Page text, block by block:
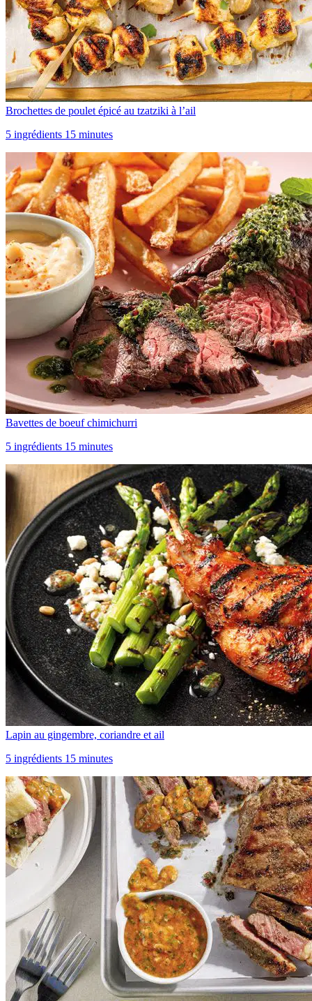
Brochettes de poulet épicé au tzatziki à l’ail
5 ingrédients 15 minutes
Bavettes de boeuf chimichurri
5 ingrédients 15 minutes
Lapin au gingembre, coriandre et ail
5 ingrédients 15 minutes